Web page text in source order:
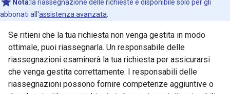
Nota:la riassegnazione delle richieste è disponibile solo per gli
abbonati all'assistenza avanzata
Se ritieni che la tua richiesta non venga gestita in modo
ottimale, puoi riassegnarla. Un responsabile delle
riassegnazioni esaminerà la tua richiesta per assicurarsi
che venga gestita correttamente. I responsabili delle
riassegnazioni possono fornire competenze aggiuntive o